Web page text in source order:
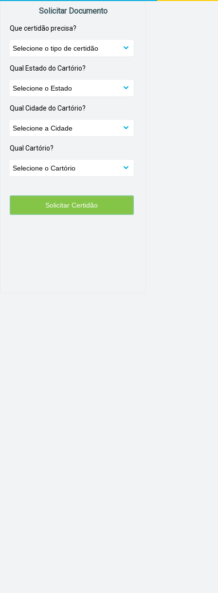
Solicitar Documento
Que certidão precisa?
Qual Estado do Cartório?
Qual Cidade do Cartório?
Qual Cartório?
Solicitar Certidão